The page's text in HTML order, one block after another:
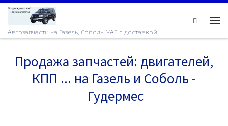
Skip to content
Автозапчасти на Газель, Соболь, УАЗ с доставкой
Продажа запчастей: двигателей,
КПП ... на Газель и Соболь -
Гудермес